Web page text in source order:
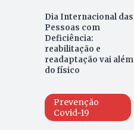
Dia Internacional das
Pessoas com
Deficiência:
reabilitação e
readaptação vai além
do físico
Prevenção
Covid-19